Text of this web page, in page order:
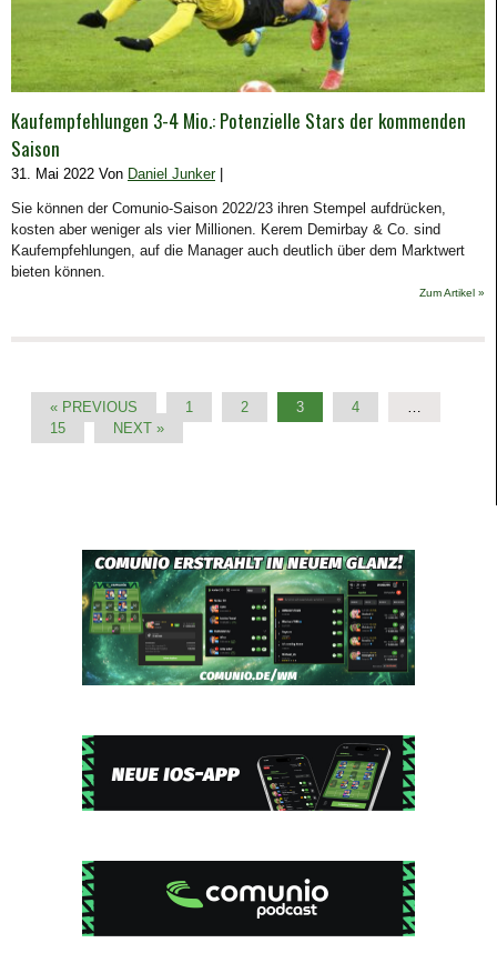
Kaufempfehlungen 3-4 Mio.: Potenzielle Stars der kommenden
Saison
31. Mai 2022 Von Daniel Junker|
Sie können der Comunio-Saison 2022/23 ihren Stempel aufdrücken,
kosten aber weniger als vier Millionen. Kerem Demirbay & Co. sind
Kaufempfehlungen, auf die Manager auch deutlich über dem Marktwert
bieten können.
Zum Artikel »
« PREVIOUS 1 2 3 4
15
NEXT »